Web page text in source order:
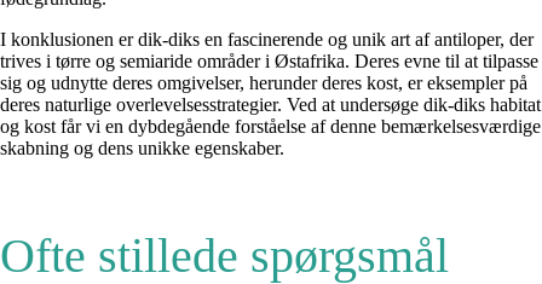
I konklusionen er dik-diks en fascinerende og unik art af antiloper, der
trives i tørre og semiaride områder i Østafrika. Deres evne til at tilpasse
sig og udnytte deres omgivelser, herunder deres kost, er eksempler på
deres naturlige overlevelsesstrategier. Ved at undersøge dik-diks habitat
og kost får vi en dybdegående forståelse af denne bemærkelsesværdige
skabning og dens unikke egenskaber.
Ofte stillede spørgsmål